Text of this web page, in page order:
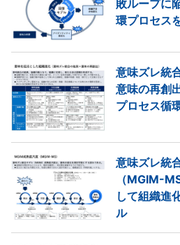
敗ループに
環プロセス
意味ズレ統
意味の再創
プロセス循
意味ズレ統
（MGIM-
して組織進
ル